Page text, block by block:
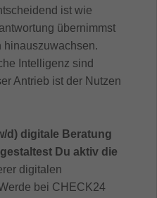
ist wie
übernimmst
hinauszuwachsen.
Intelligenz sind
Antrieb ist der Nutzen
d) digitale Beratung
Du aktiv die
digitalen
bei CHECK24